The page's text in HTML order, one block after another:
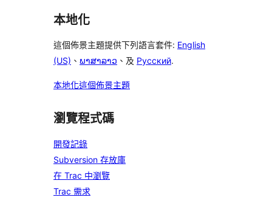
本地化
這個佈景主題提供下列語言套件: English
(US) 、 ພາສາລາວ 、及 Русский.
本地化這個佈景主題
瀏覽程式碼
開發記錄
Subversion 存放庫
在 Trac 中瀏覽
Trac 需求